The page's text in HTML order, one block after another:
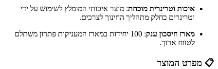
איכות וטרינרית מוכחת: מוצר איכותי המומלץ לשימוש על ידי
וטרינרים כחלק מתהליך החינוך לצרכים.
מארז חיסכון ענק
: 100 יחידות במארז המעניקות פתרון משתלם
לטווח ארוך.
📋 מפרט המוצר